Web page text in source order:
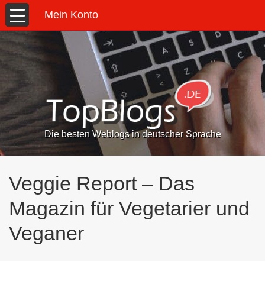
Mein Konto
Die besten Weblogs in deutscher Sprache
Veggie Report – Das
Magazin für Vegetarier und
Veganer